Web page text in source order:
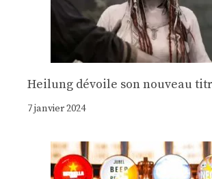
Heilung dévoile son nouveau
7 janvier 2024